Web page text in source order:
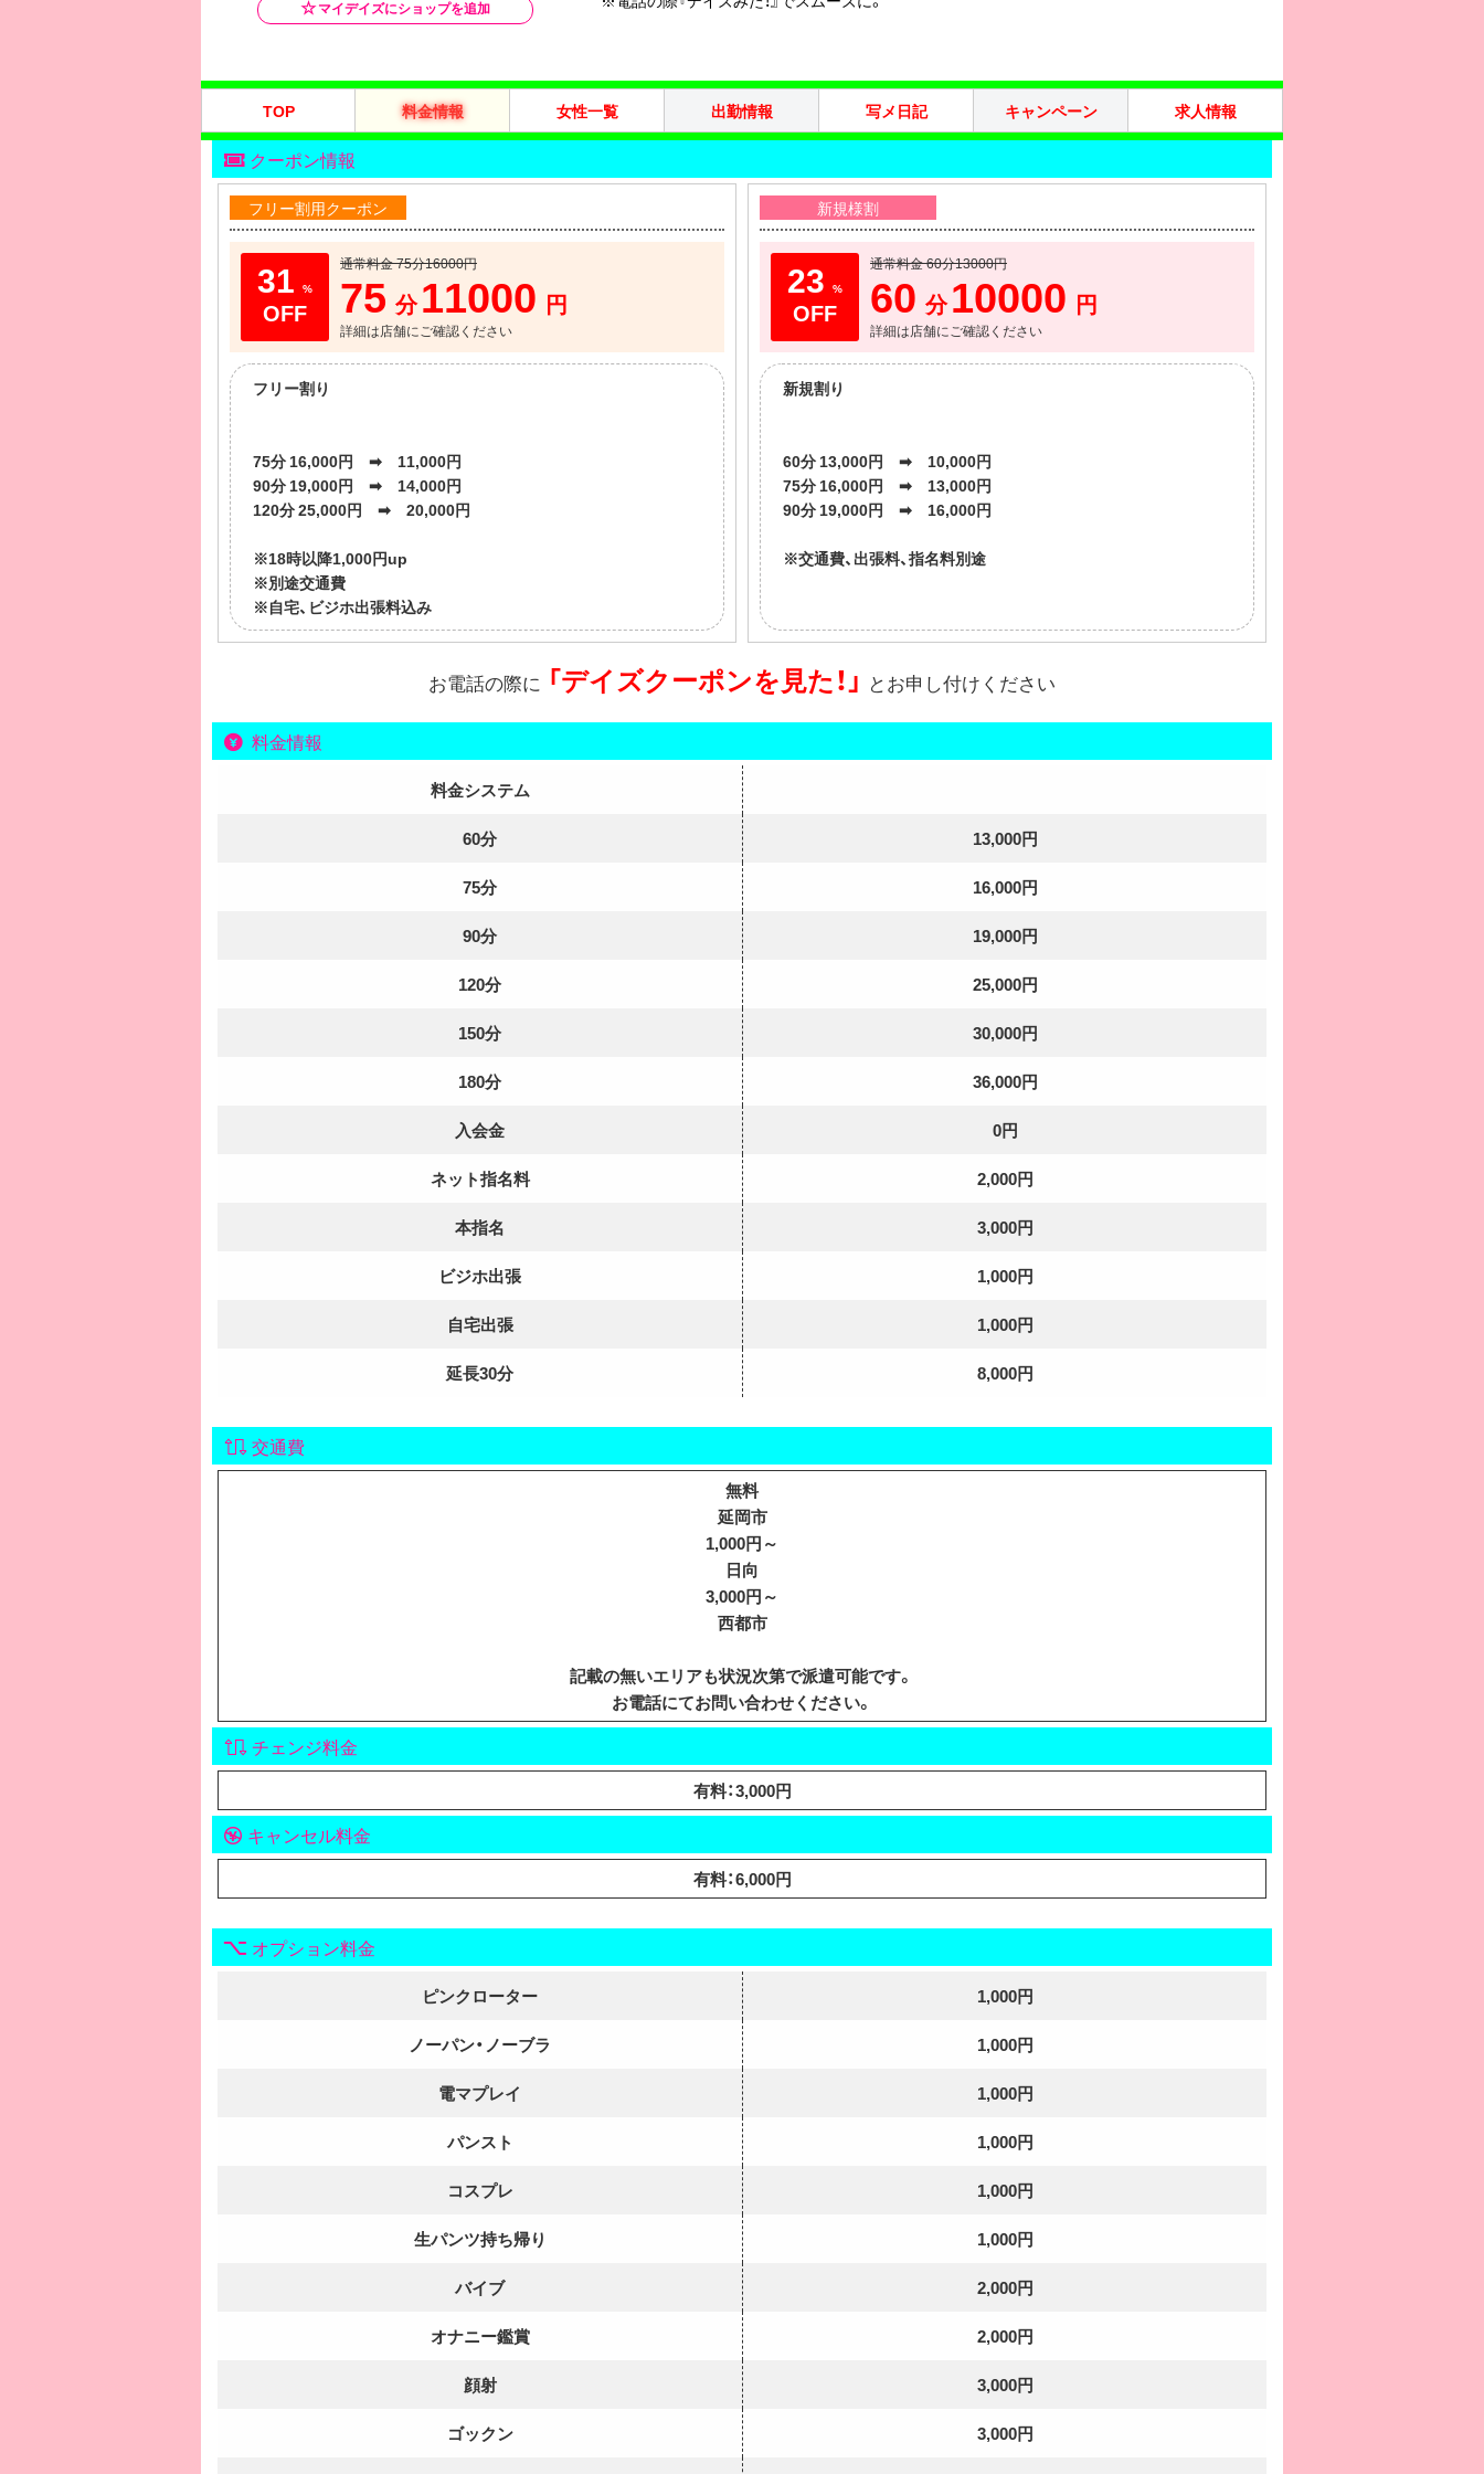
TOP 料金情報 女性一覧 出勤情報 写メ日記 キャンペーン 求人情報
クーポン情報
フリー割用クーポン
31 %
通常料金 75分16000円
75 分11000 円
詳細は店舗にご確認ください
フリー割り
75分 16,000円 ➡ 11,000円
90分 19,000円 ➡ 14,000円
120分 25,000円 ➡ 20,000円
※18時以降1,000円up
※別途交通費
※自宅、ビジホ出張料込み
新規様割
23 %
通常料金 60分13000円
60 分10000 円
詳細は店舗にご確認ください
新規割り
60分 13,000円 ➡ 10,000円
75分 16,000円 ➡ 13,000円
90分 19,000円 ➡ 16,000円
※交通費、出張料、指名料別途
お電話の際に 「デイズクーポンを見た！」 とお申し付けください
料金情報
料金システム
60分
13,000円
75分
16,000円
90分
19,000円
120分
25,000円
150分
30,000円
180分
36,000円
入会金
0円
ネット指名料
2,000円
本指名
3,000円
ビジホ出張
1,000円
自宅出張
1,000円
延長30分
8,000円
交通費
無料
延岡市
1,000円～
日向
3,000円～
西都市
記載の無いエリアも状況次第で派遣可能です。
お電話にてお問い合わせください。
チェンジ料金
有料：3,000円
キャンセル料金
有料：6,000円
オプション料金
ピンクローター
1,000円
ノーパン・ノーブラ
1,000円
電マプレイ
1,000円
パンスト
1,000円
コスプレ
1,000円
生パンツ持ち帰り
1,000円
バイブ
2,000円
オナニー鑑賞
2,000円
顔射
3,000円
ゴックン
3,000円